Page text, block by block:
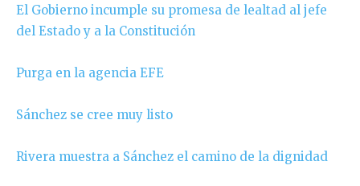
El Gobierno incumple su promesa de lealtad al jefe
del Estado y a la Constitución
Purga en la agencia EFE
Sánchez se cree muy listo
Rivera muestra a Sánchez el camino de la dignidad